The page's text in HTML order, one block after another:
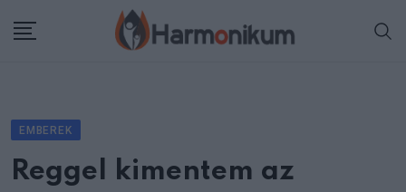
EMBEREK
Reggel kimentem az